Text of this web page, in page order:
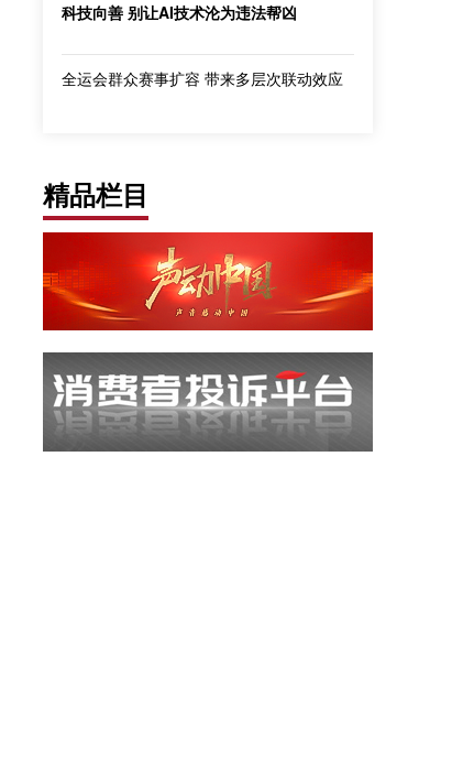
科技向善 别让AI技术沦为违法帮凶
全运会群众赛事扩容 带来多层次联动效应
精品栏目